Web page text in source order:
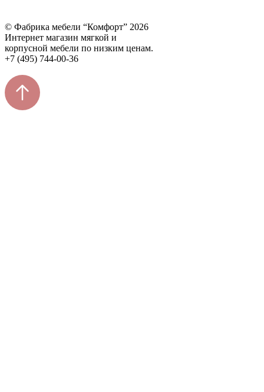
© Фабрика мебели “Комфорт” 2026
Интернет магазин мягкой и
корпусной мебели по низким ценам.
+7 (495) 744-00-36